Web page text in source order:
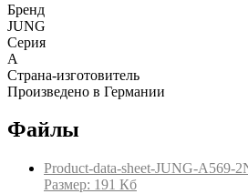
Бренд
JUNG
Серия
A
Страна-изготовитель
Произведено в Германии
Файлы
Product-data-sheet-JUNG-A569-
Размер: 191 Кб